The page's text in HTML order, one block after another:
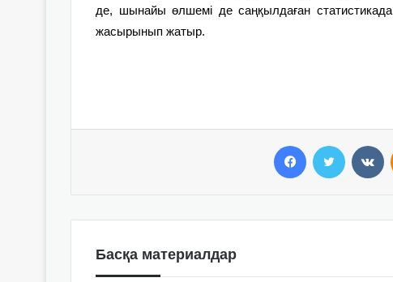
де, шынайы өлшемі де саңқылдаған
жасырынып жатыр.
Басқа материалдар